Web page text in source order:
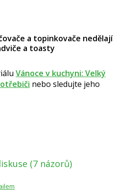
a topinkovače nedělají
a toasty
Vánoce v kuchyni: Velký
nebo sledujte jeho
(7 názorů)